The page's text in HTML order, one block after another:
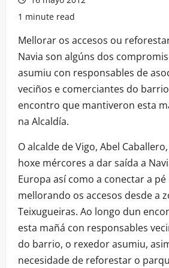
1 minute read
Mellorar os accesos ou
Navia son algúns dos
asumiu con responsables de
veciños e comerciantes do
encontro que mantiveron esta
na Alcaldía.
O alcalde de Vigo, Abel
hoxe mércores a dar saída a
Europa así como a conectar a
mellorando os accesos desde a
Teixugueiras. Ao longo dun
esta mañá con responsables
do barrio, o rexedor asumiu,
necesidade de reforestar o